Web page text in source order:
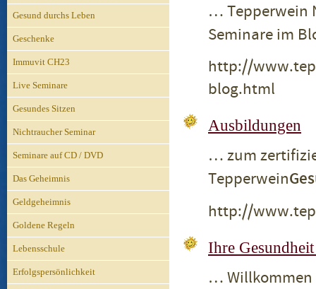
Gesund durchs Leben
Geschenke
Immuvit CH23
Live Seminare
Gesundes Sitzen
Nichtraucher Seminar
Seminare auf CD / DVD
Das Geheimnis
Geldgeheimnis
Goldene Regeln
Lebensschule
Erfolgspersönlichkeit
… Tepperwein
Seminare im
http://
blog.html
Ausbildungen
… zum
Tepperwein
http://
Ihre
… Willkommen